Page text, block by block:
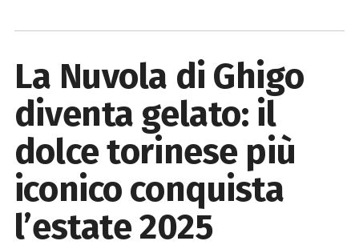
La Nuvola di Ghigo
diventa gelato: il
dolce torinese più
iconico conquista
l’estate 2025